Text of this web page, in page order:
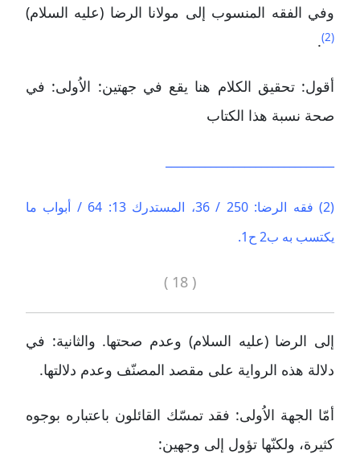
وفي الفقه المنسوب إلى مولانا الرضا (عليه السلام)
(2)
.
أقول: تحقيق الكلام هنا يقع في جهتين: الاُولى: في
صحة نسبة هذا الكتاب
(2) فقه الرضا: 250 / 36، المستدرك 13: 64 / أبواب ما
يكتسب به ب2 ح1.
( 18 )
إلى الرضا (عليه السلام) وعدم صحتها. والثانية: في
دلالة هذه الرواية على مقصد المصنّف وعدم دلالتها.
أمّا الجهة الاُولى: فقد تمسّك القائلون باعتباره بوجوه
كثيرة، ولكنّها تؤول إلى وجهين: